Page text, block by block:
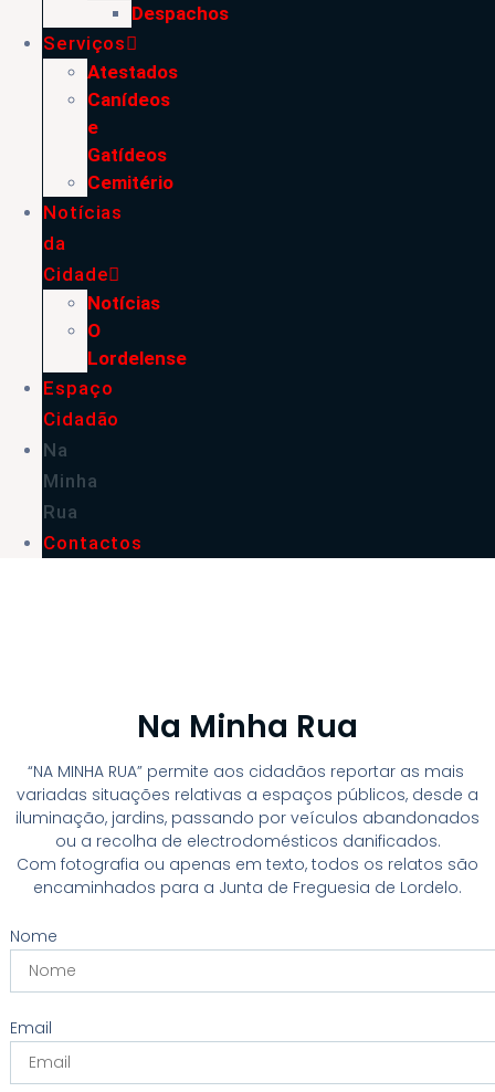
Despachos
Serviços
Atestados
Canídeos
e
Gatídeos
Cemitério
Notícias
da
Cidade
Notícias
O
Lordelense
Espaço
Cidadão
Na
Minha
Rua
Contactos
Na Minha Rua
“NA MINHA RUA” permite aos cidadãos reportar as mais
variadas situações relativas a espaços públicos, desde a
iluminação, jardins, passando por veículos abandonados
ou a recolha de electrodomésticos danificados.
Com fotografia ou apenas em texto, todos os relatos são
encaminhados para a Junta de Freguesia de Lordelo.
Nome
Email